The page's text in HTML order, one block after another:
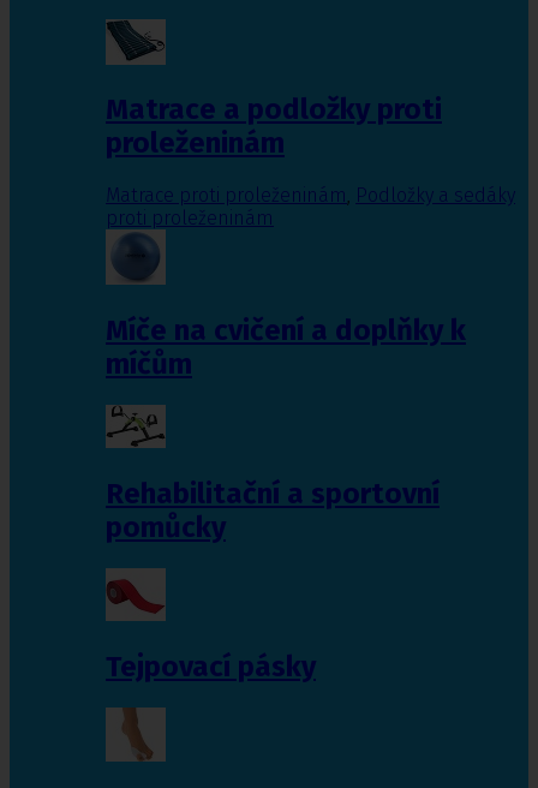
Matrace a podložky proti
proleženinám
Matrace proti proleženinám, Podložky a sedáky
proti proleženinám
Míče na cvičení a doplňky k
míčům
Rehabilitační a sportovní
pomůcky
Tejpovací pásky